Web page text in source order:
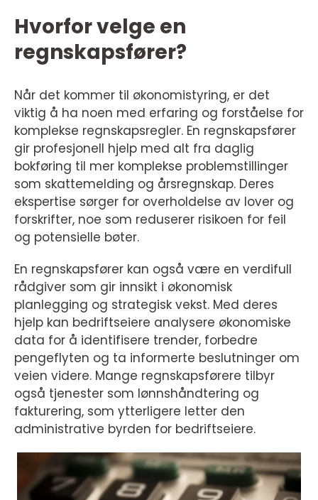
Hvorfor velge en
regnskapsfører?
Når det kommer til økonomistyring, er det
viktig å ha noen med erfaring og forståelse for
komplekse regnskapsregler. En regnskapsfører
gir profesjonell hjelp med alt fra daglig
bokføring til mer komplekse problemstillinger
som skattemelding og årsregnskap. Deres
ekspertise sørger for overholdelse av lover og
forskrifter, noe som reduserer risikoen for feil
og potensielle bøter.
En regnskapsfører kan også være en verdifull
rådgiver som gir innsikt i økonomisk
planlegging og strategisk vekst. Med deres
hjelp kan bedriftseiere analysere økonomiske
data for å identifisere trender, forbedre
pengeflyten og ta informerte beslutninger om
veien videre. Mange regnskapsførere tilbyr
også tjenester som lønnshåndtering og
fakturering, som ytterligere letter den
administrative byrden for bedriftseiere.